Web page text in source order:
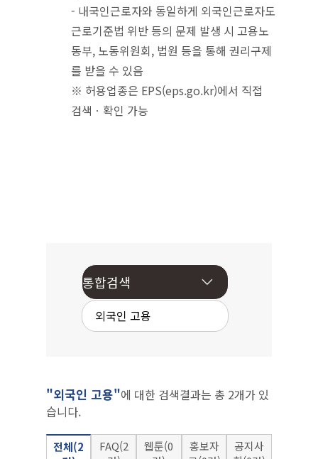
- 내국인근로자와 동일하게 외국인근로자도
근로기준법 위반 등의 문제 발생 시 고용노
동부, 노동위원회, 법원 등을 통해 권리구제
를 받을 수 있음
※ 허용업종은 EPS(eps.go.kr)에서 직접
검색ㆍ확인 가능
"외국인 고용"에 대한 검색결과는 총 2개가 있
습니다.
전체(2
FAQ(2
웹툰(0
홍보자
공지사